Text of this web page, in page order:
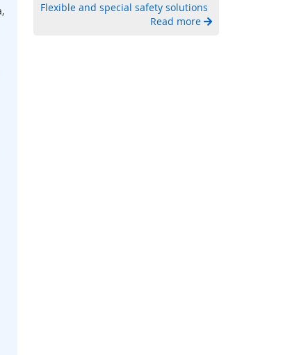
Flexible and special safety solutions
Read more